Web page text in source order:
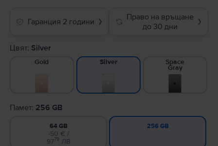
Гаранция 2 години ❯
Право на връщане
до 30 дни
❯
Цвят: Silver
Gold Silver Space
Gray
Памет: 256 GB
64 GB
-50 € /
9779ЛВ
256 GB